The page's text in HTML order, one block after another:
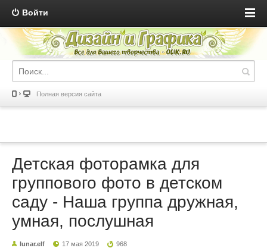
Войти
Полная версия сайта
Детская фоторамка для
группового фото в детском
саду - Наша группа дружная,
умная, послушная
lunar.elf 17 мая 2019 968